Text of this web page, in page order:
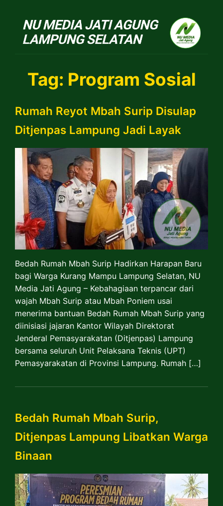
NU
Tag: Program Sosial
Rumah Reyot Mbah Surip Disulap
Ditjenpas Lampung Jadi Layak
Bedah Rumah Mbah Surip Hadirkan Harapan Baru
bagi Warga Kurang Mampu Lampung Selatan, NU
Media Jati Agung – Kebahagiaan terpancar dari
wajah Mbah Surip atau Mbah Poniem usai
menerima bantuan Bedah Rumah Mbah Surip yang
diinisiasi jajaran Kantor Wilayah Direktorat
Jenderal Pemasyarakatan (Ditjenpas) Lampung
bersama seluruh Unit Pelaksana Teknis (UPT)
Pemasyarakatan di Provinsi Lampung. Rumah […]
Bedah Rumah Mbah Surip,
Ditjenpas Lampung Libatkan Warga
Binaan